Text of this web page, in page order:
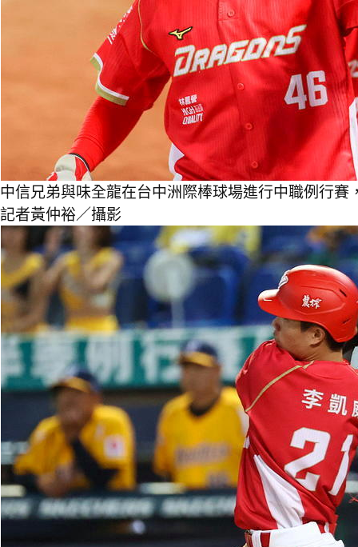
中信兄弟與味全龍在台中洲際棒球場進行中職例行
記者黃仲裕／攝影